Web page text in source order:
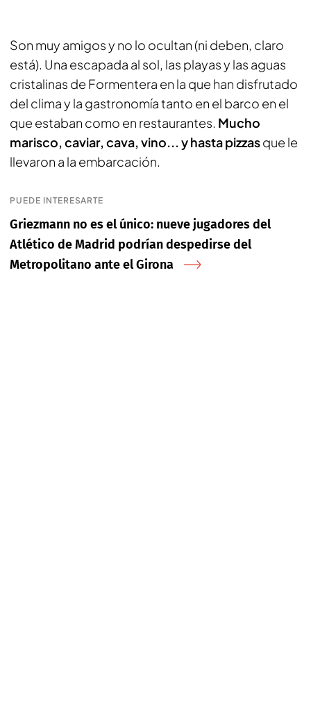
Son muy amigos y no lo ocultan (ni deben, claro
está). Una escapada al sol, las playas y las aguas
cristalinas de Formentera en la que han disfrutado
del clima y la gastronomía tanto en el barco en el
que estaban como en restaurantes. Mucho
marisco, caviar, cava, vino... y hasta pizzasque le
llevaron a la embarcación.
PUEDE INTERESARTE
Griezmann no es el único: nueve jugadores del
Atlético de Madrid podrían despedirse del
Metropolitano ante el Girona